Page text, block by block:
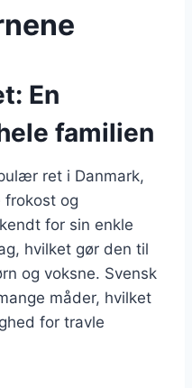
En
familien
ret i Danmark,
frokost og
for sin enkle
hvilket gør den til
og voksne. Svensk
måder, hvilket
for travle